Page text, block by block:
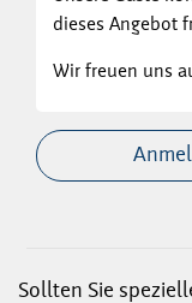
dieses Angebot
Wir freuen uns
Sollten Sie